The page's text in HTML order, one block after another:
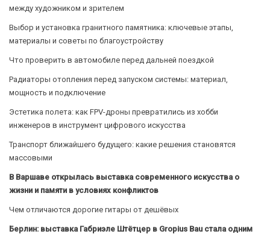
между художником и зрителем
Выбор и установка гранитного памятника: ключевые этапы,
материалы и советы по благоустройству
Что проверить в автомобиле перед дальней поездкой
Радиаторы отопления перед запуском системы: материал,
мощность и подключение
Эстетика полета: как FPV-дроны превратились из хобби
инженеров в инструмент цифрового искусства
Транспорт ближайшего будущего: какие решения становятся
массовыми
В Варшаве открылась выставка современного искусства о
жизни и памяти в условиях конфликтов
Чем отличаются дорогие гитары от дешёвых
Берлин: выставка Габриэле Штётцер в Gropius Bau стала одним